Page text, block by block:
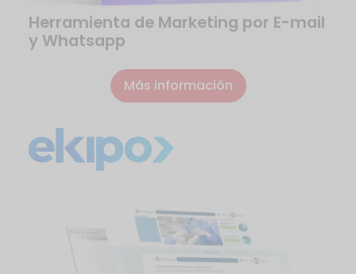
Herramienta de Marketing por E-mail
y Whatsapp
Más información